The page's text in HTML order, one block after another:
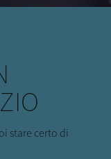
stare certo di